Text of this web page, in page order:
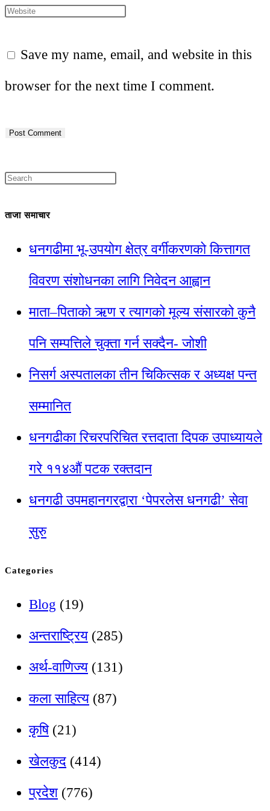
Save my name, email, and website in this
browser for the next time I comment.
ताजा समाचार
धनगढीमा भू-उपयोग क्षेत्र वर्गीकरणको कित्तागत
विवरण संशोधनका लागि निवेदन आह्वान
माता–पिताको ऋण र त्यागको मूल्य संसारको कुनै
पनि सम्पत्तिले चुक्ता गर्न सक्दैन- जोशी
निसर्ग अस्पतालका तीन चिकित्सक र अध्यक्ष पन्त
सम्मानित
धनगढीका रिचरपरिचित रत्तदाता दिपक उपाध्यायले
गरे ११४औं पटक रक्तदान
धनगढी उपमहानगरद्वारा ‘पेपरलेस धनगढी’ सेवा
सुरु
Categories
Blog (19)
अन्तराष्ट्रिय (285)
अर्थ-वाणिज्य (131)
कला साहित्य (87)
कृषि (21)
खेलकुद (414)
प्रदेश (776)